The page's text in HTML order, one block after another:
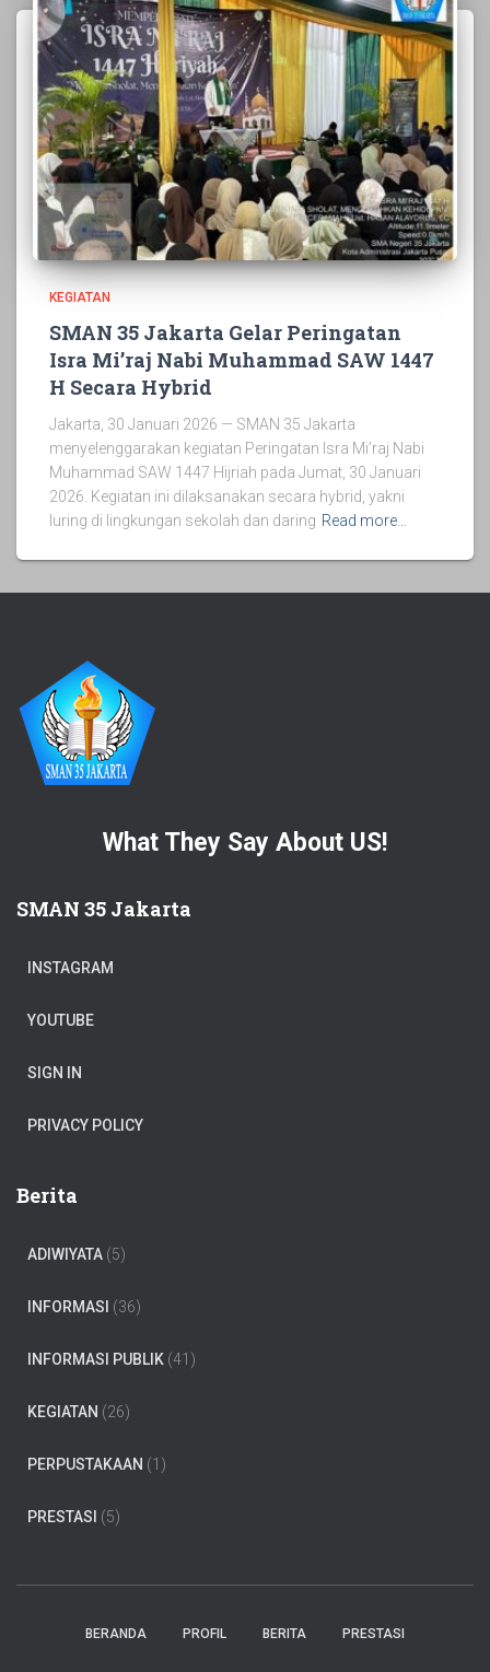
KEGIATAN
SMAN 35 Jakarta Gelar Peringatan
Isra Mi’raj Nabi Muhammad SAW 1447
H Secara Hybrid
Jakarta, 30 Januari 2026 — SMAN 35 Jakarta
menyelenggarakan kegiatan Peringatan Isra Mi’raj Nabi
Muhammad SAW 1447 Hijriah pada Jumat, 30 Januari
2026. Kegiatan ini dilaksanakan secara hybrid, yakni
luring di lingkungan sekolah dan daring Read more…
What They Say About US!
SMAN 35 Jakarta
INSTAGRAM
YOUTUBE
SIGN IN
PRIVACY POLICY
Berita
ADIWIYATA (5)
INFORMASI (36)
INFORMASI PUBLIK (41)
KEGIATAN (26)
PERPUSTAKAAN (1)
PRESTASI (5)
BERANDA PROFIL BERITA PRESTASI